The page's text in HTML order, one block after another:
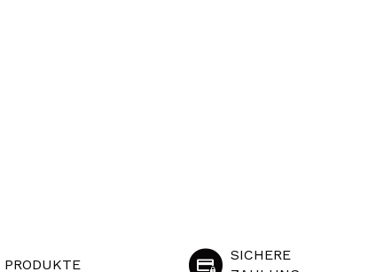
PRODUKTE
SICHERE